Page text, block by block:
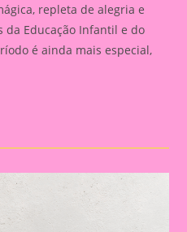
repleta de alegria e
da Educação Infantil e do
é ainda mais especial,